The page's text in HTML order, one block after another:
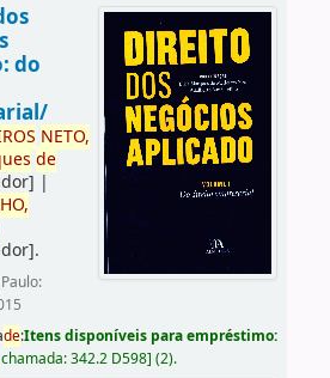
do
NETO,
de
|
.
de:Itens disponíveis para empréstimo:
342.2 D598] (2).